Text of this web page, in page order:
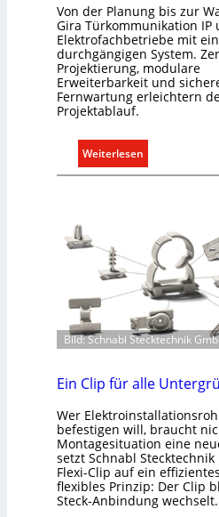
Von der Planung bis zur
Gira Türkommunikation IP
Elektrofachbetriebe mit
durchgängigen System.
Projektierung, modulare
Erweiterbarkeit und
Fernwartung erleichtern
Projektablauf.
Weiterlesen
T
m
m
u
n
i
a
i
o
n
m
i
t
Bild: Schnabl Stecktechnik
Ein Clip für alle
Wer
befestigen will, braucht
Montagesituation eine
setzt Schnabl Stecktechnik
Flexi-Clip auf ein
flexibles Prinzip: Der Clip
Steck-Anbindung wechselt.